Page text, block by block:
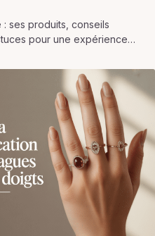
ses produits, conseils
pour une expérience